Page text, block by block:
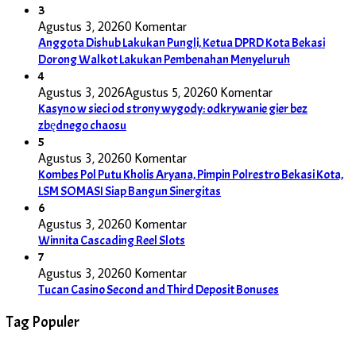
3
Agustus 3, 20260 Komentar
Anggota Dishub Lakukan Pungli, Ketua DPRD Kota Bekasi
Dorong Walkot Lakukan Pembenahan Menyeluruh
4
Agustus 3, 2026Agustus 5, 20260 Komentar
Kasyno w sieci od strony wygody: odkrywanie gier bez
zbędnego chaosu
5
Agustus 3, 20260 Komentar
Kombes Pol Putu Kholis Aryana, Pimpin Polrestro Bekasi Kota,
LSM SOMASI Siap Bangun Sinergitas
6
Agustus 3, 20260 Komentar
Winnita Cascading Reel Slots
7
Agustus 3, 20260 Komentar
Tucan Casino Second and Third Deposit Bonuses
Tag Populer